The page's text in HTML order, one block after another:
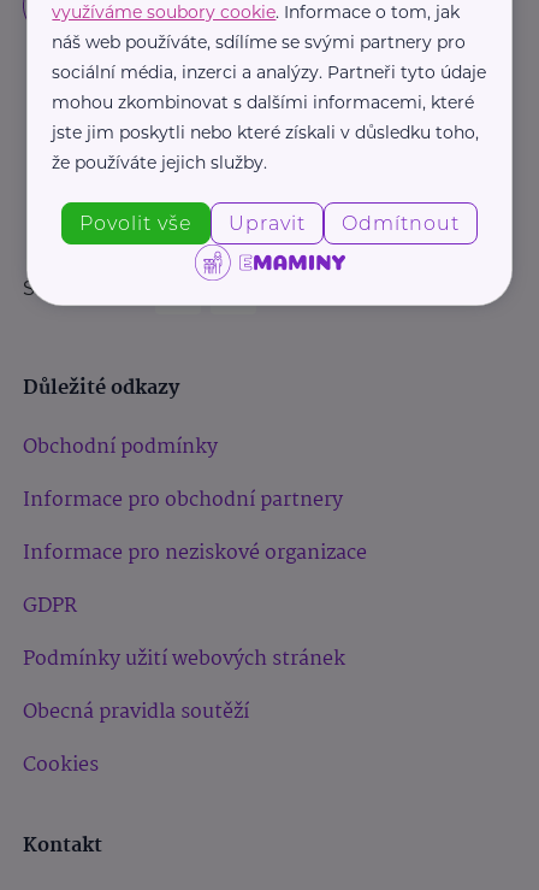
Sledujte nás:
Důležité odkazy
Obchodní podmínky
Informace pro obchodní partnery
Informace pro neziskové organizace
GDPR
Podmínky užití webových stránek
Obecná pravidla soutěží
Cookies
Kontakt
využíváme soubory cookie. Informace o tom, jak
náš web používáte, sdílíme se svými partnery pro
sociální média, inzerci a analýzy. Partneři tyto údaje
mohou zkombinovat s dalšími informacemi, které
jste jim poskytli nebo které získali v důsledku toho,
že používáte jejich služby.
Povolit vše Upravit Odmítnout